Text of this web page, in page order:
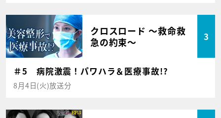
クロスロード ～救命救
急の約束～
3
＃5 病院激震！パワハラ＆医療事故!?
8月4日(火)放送分